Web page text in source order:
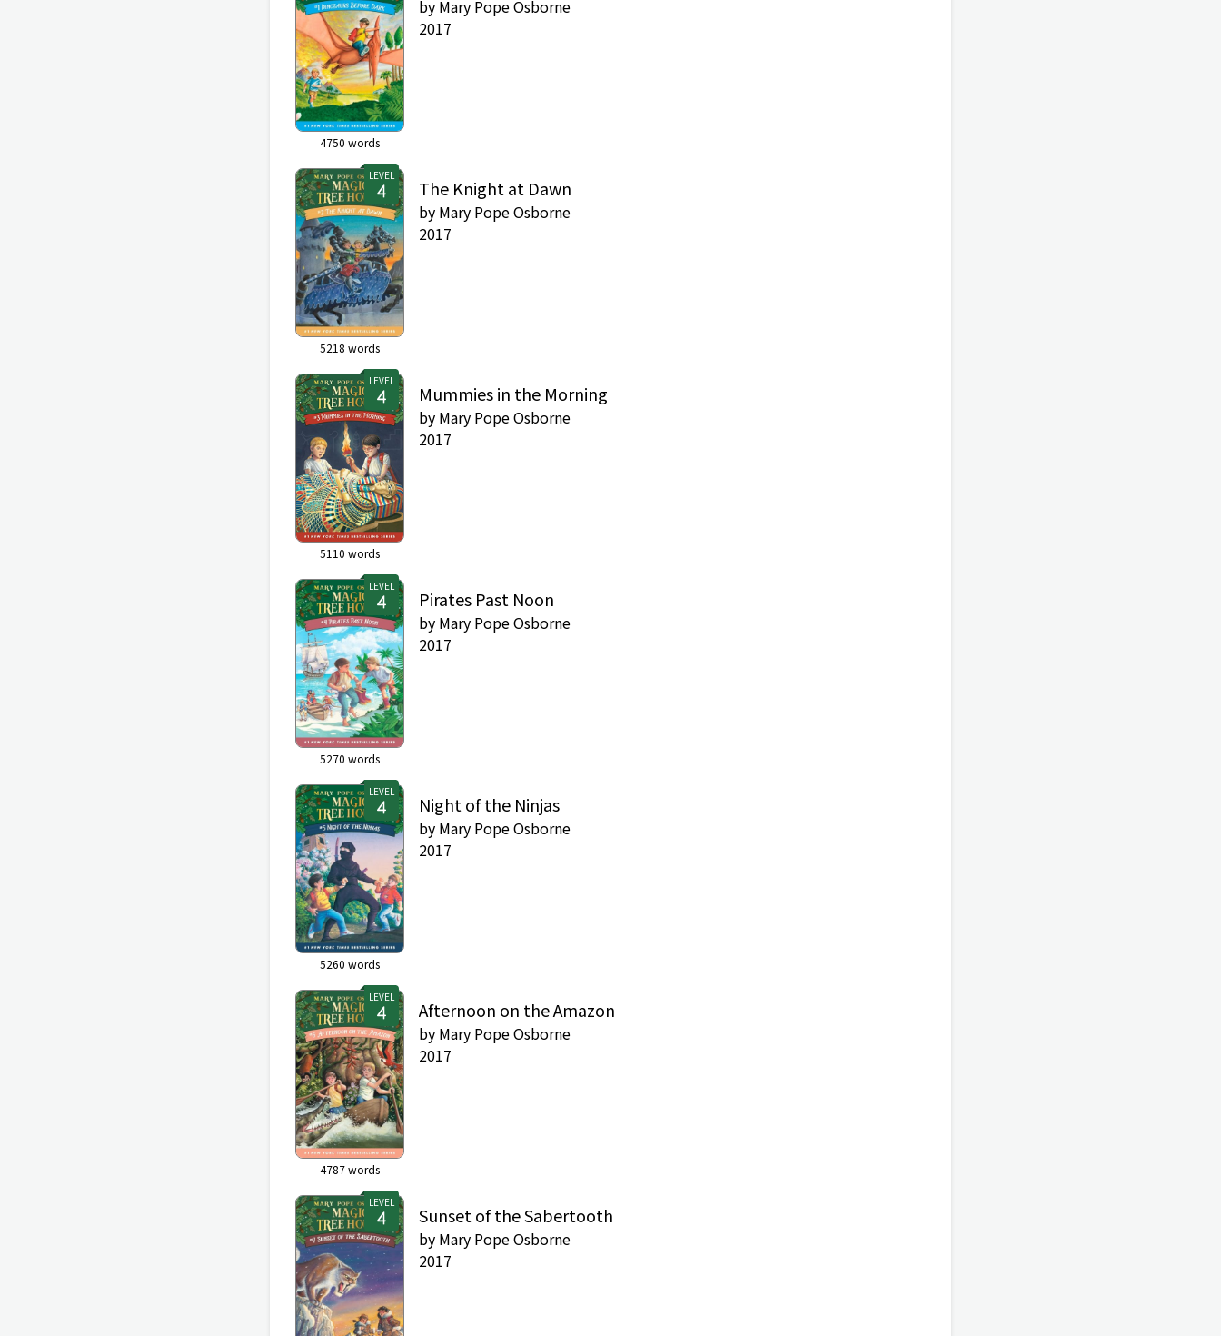
4750 words
by Mary Pope Osborne
2017
LEVEL
5218 words
The Knight at Dawn
by Mary Pope Osborne
2017
LEVEL
5110 words
Mummies in the Morning
by Mary Pope Osborne
2017
LEVEL
5270 words
Pirates Past Noon
by Mary Pope Osborne
2017
LEVEL
5260 words
Night of the Ninjas
by Mary Pope Osborne
2017
LEVEL
4787words
Afternoon on the Amazon
by Mary Pope Osborne
2017
LEVEL
Sunset of the Sabertooth
by Mary Pope Osborne
2017